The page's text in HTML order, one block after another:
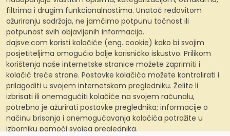
filtrima i drugim funkcionalnostima. Unatoč redovitom
ažuriranju sadržaja, ne jamčimo potpunu točnost ili
potpunost svih objavljenih informacija.
dajsve.com koristi kolačiće (eng. cookie) kako bi svojim
posjetiteljima omogućio bolje korisničko iskustvo. Prilikom
korištenja naše internetske stranice možete zaprimiti i
kolačić treće strane. Postavke kolačića možete kontrolirati i
prilagoditi u svojem internetskom pregledniku. Želite li
izbrisati ili onemogućiti kolačiće na svojem računalu,
potrebno je ažurirati postavke preglednika; informacije o
načinu brisanja i onemogućavanja kolačića potražite u
izborniku pomoći svojeg preglednika.